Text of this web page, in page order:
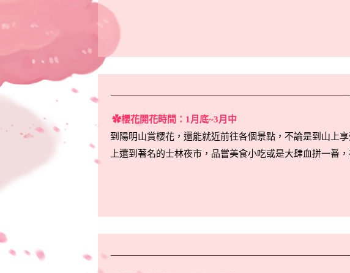
✿櫻花開花時間：1月底~3月中
到陽明山賞櫻花，還能就近前往各個景點，不論是到山上
上還到著名的士林夜市，品嘗美食小吃或是大肆血拼一番